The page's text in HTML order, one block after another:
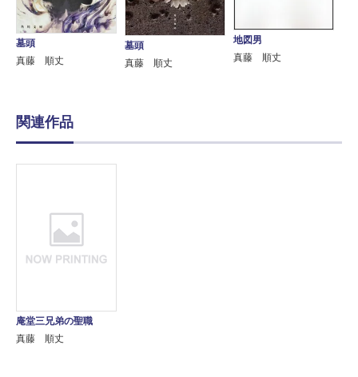
墓頭
真藤 順丈
墓頭
真藤 順丈
地図男
真藤 順丈
関連作品
庵堂三兄弟の聖職
真藤 順丈